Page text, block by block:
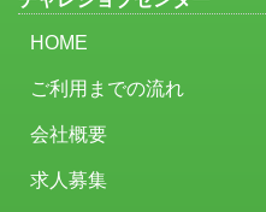
HOME
ご利用までの流れ
会社概要
求人募集